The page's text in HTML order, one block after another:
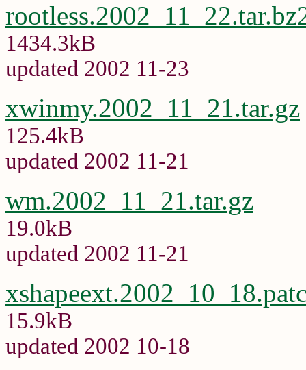
1434.3kB
updated 2002 11-23
xwinmy.2002_11_21.tar.gz
125.4kB
updated 2002 11-21
wm.2002_11_21.tar.gz
19.0kB
updated 2002 11-21
15.9kB
updated 2002 10-18